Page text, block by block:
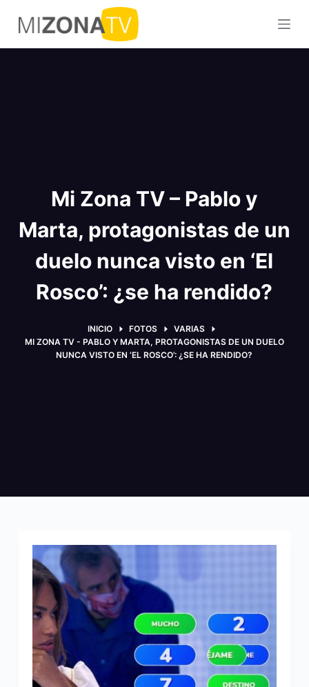
S
a
l
Mi Zona TV – Pablo y
Marta, protagonistas de un
duelo nunca visto en ‘El
Rosco’: ¿se ha rendido?
INICIO FOTOS
VARIAS
MI ZONA TV - PABLO Y MARTA, PROTAGONISTAS DE UN DUELO
NUNCA VISTO EN ‘EL ROSCO’: ¿SE HA RENDIDO?